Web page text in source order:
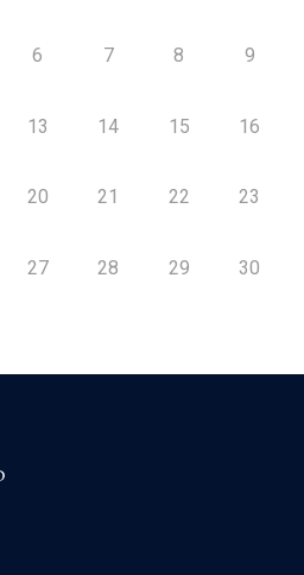
6 7 8 9
13 14 15 16
20 21 22 23
27 28 29 30